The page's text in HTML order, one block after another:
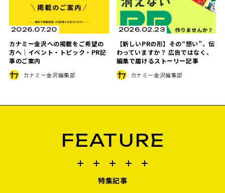
2026.07.20
カナミー金沢への掲載をご希望の
方へ｜イベント・トピック・PR記
事のご案内
カナミー金沢編集部
2026.02.23
【新しいPRの形】その“想い”、伝
わっていますか？ 広告ではなく、
編集で届けるストーリー記事
カナミー金沢編集部
FEATURE
特集記事